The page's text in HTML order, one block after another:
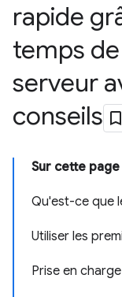
rapide
temps
serveur
conseils
Sur cette page
Qu'est-ce que
Utiliser les
Prise en